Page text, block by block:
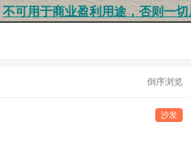
不可用于商业盈利用途，否则一
倒序浏览
沙发